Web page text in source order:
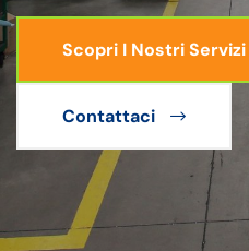
Scopri I Nostri Servizi
Contattaci